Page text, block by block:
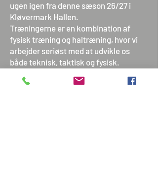
ugen igen fra denne sæson 26/27 i
Kløvermark Hallen.
Træningerne er en kombination af
fysisk træning og haltræning, hvor vi
arbejder seriøst med at udvikle os
både teknisk, taktisk og fysisk.
synes, det er sjovt at spille håndbold og